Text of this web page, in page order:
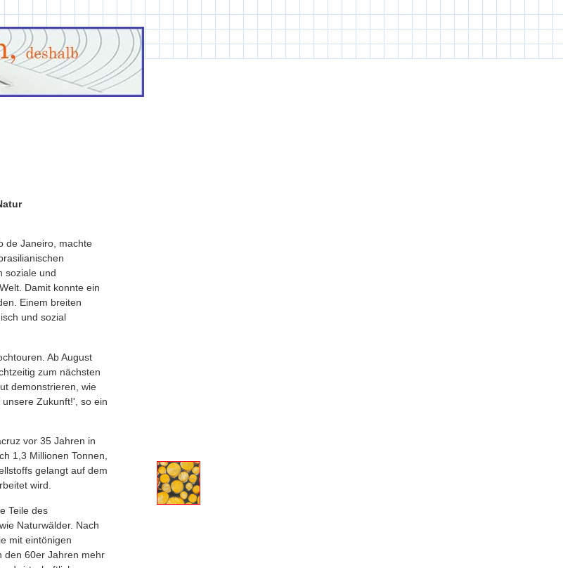
de Janeiro, machte
soziale und
Damit konnte ein
Einem breiten
und sozial
Ab August
zum nächsten
demonstrieren, wie
Zukunft!', so ein
vor 35 Jahren in
1,3 Millionen Tonnen,
gelangt auf dem
wird.
Teile des
Naturwälder. Nach
mit eintönigen
den 60er Jahren mehr